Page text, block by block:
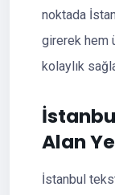
noktada
girerek hem
kolaylık
Alan
İstanbul